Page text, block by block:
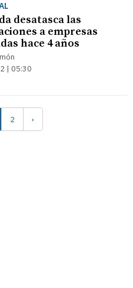
desatasca las
a empresas
hace 4 años
| 05:30
2 ›